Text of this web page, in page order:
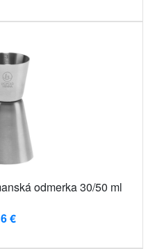
odmerka 30/50 ml
6 €